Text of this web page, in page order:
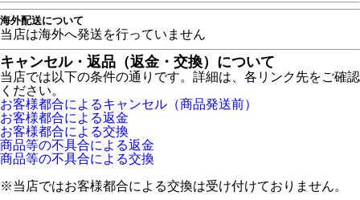
海外配送について
当店は海外へ発送を行っていません
キャンセル・返品（返金・交換）について
当店では以下の条件の通りです。詳細は、各リンク先をご確認
ください。
お客様都合によるキャンセル（商品発送前）
お客様都合による返金
お客様都合による交換
商品等の不具合による返金
商品等の不具合による交換
※当店ではお客様都合による交換は受け付けておりません。